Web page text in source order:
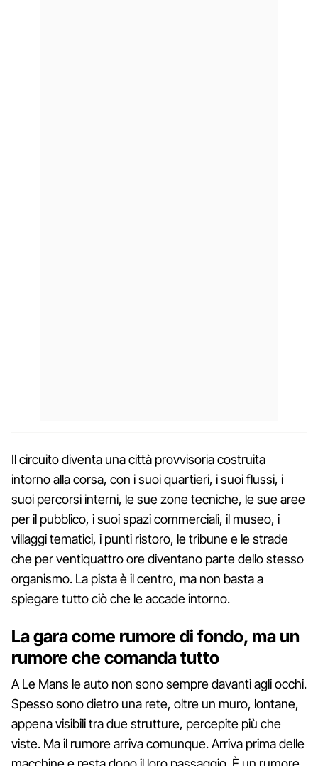
Il circuito diventa una città provvisoria costruita
intorno alla corsa, con i suoi quartieri, i suoi flussi, i
suoi percorsi interni, le sue zone tecniche, le sue aree
per il pubblico, i suoi spazi commerciali, il museo, i
villaggi tematici, i punti ristoro, le tribune e le strade
che per ventiquattro ore diventano parte dello stesso
organismo. La pista è il centro, ma non basta a
spiegare tutto ciò che le accade intorno.
La gara come rumore di fondo, ma un
rumore che comanda tutto
A Le Mans le auto non sono sempre davanti agli occhi.
Spesso sono dietro una rete, oltre un muro, lontane,
appena visibili tra due strutture, percepite più che
viste. Ma il rumore arriva comunque. Arriva prima delle